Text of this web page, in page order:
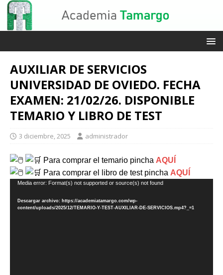
AUXILIAR DE SERVICIOS
UNIVERSIDAD DE OVIEDO. FECHA
EXAMEN: 21/02/26. DISPONIBLE
TEMARIO Y LIBRO DE TEST
3 diciembre, 2025 administrador
Para comprar el temario pincha AQUÍ
Para comprar el libro de test pincha AQUÍ
Reproductor
vídeo
Media error: Format(s) not supported or source(s) not found
Descargar archivo: https://academiatamargo.com/wp-
content/uploads/2025/12/TEMARIO-Y-TEST-AUXILIAR-DE-SERVICIOS.mp4?_=1